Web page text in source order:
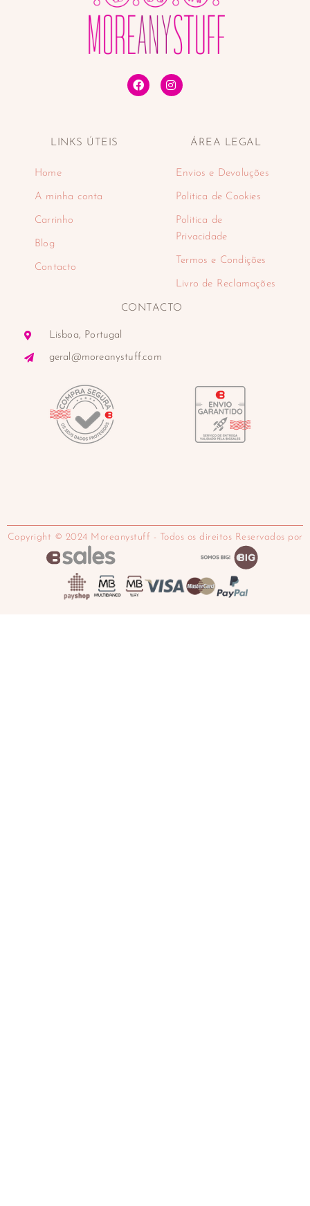
LINKS ÚTEIS
Home
A minha conta
Carrinho
Blog
Contacto
ÁREA LEGAL
Envios e Devoluções
Politica de Cookies
Politica de
Privacidade
Termos e Condições
Livro de Reclamações
CONTACTO
Lisboa, Portugal
geral@moreanystuff.com
Copyright © 2024 Moreanystuff - Todos os direitos Reservados por